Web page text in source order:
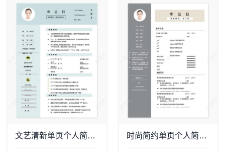
文艺清新单页个人简历(18) 时尚简约单页个人简历word文档(12)